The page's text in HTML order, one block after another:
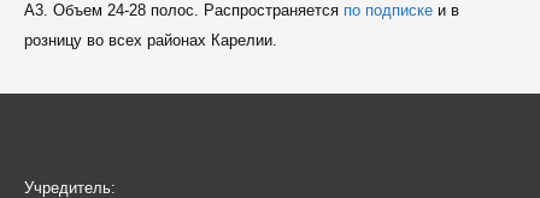
A3. Объем 24-28 полос. Распространяется по подпискеи в
розницу во всех районах Карелии.
Учредитель: